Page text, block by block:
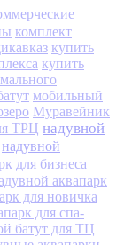
комплект
купить
купить
мобильный
Муравейник
ТРЦ надувной
надувной
для бизнеса
аквапарк
для новичка
для спа-
батут для ТЦ